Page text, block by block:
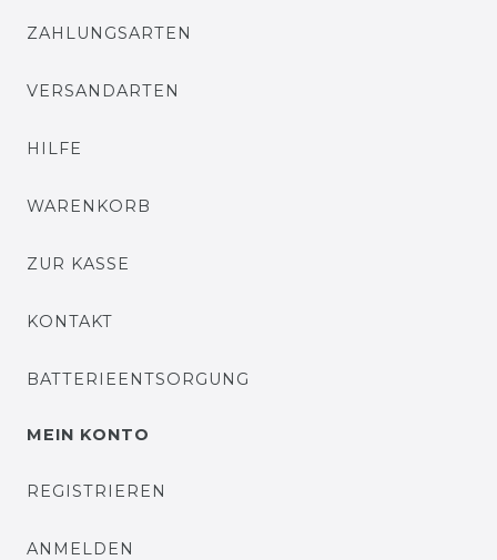
ZAHLUNGSARTEN
VERSANDARTEN
HILFE
WARENKORB
ZUR KASSE
KONTAKT
BATTERIEENTSORGUNG
MEIN KONTO
REGISTRIEREN
ANMELDEN